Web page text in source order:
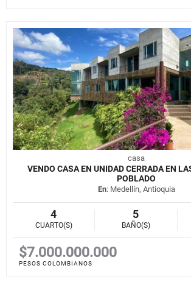
casa
VENDO CASA EN UNIDAD CERRADA EN
POBLADO
En: Medellín, Antioquia
4
CUARTO(S)
5
BAÑO(S)
$7.000.000.000
PESOS COLOMBIANOS